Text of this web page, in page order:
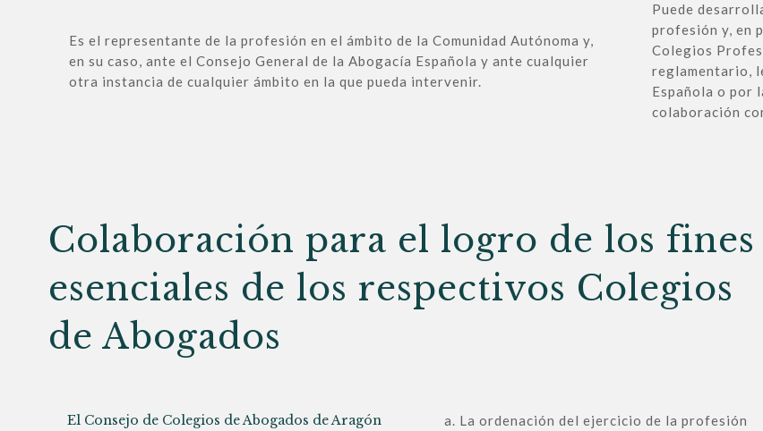
Es el representante de la profesión en el ámbito de la Comunidad Autónoma y,
en su caso, ante el Consejo General de la Abogacía Española y ante cualquier
otra instancia de cualquier ámbito en la que pueda intervenir.
Puede
profesión y, en
Colegios
reglamentario,
Española o por
colaboración
Colaboración para el logro de los fines
esenciales de los respectivos Colegios
de Abogados
El Consejo de Colegios de Abogados de Aragón
a. La ordenación del ejercicio de la profesión